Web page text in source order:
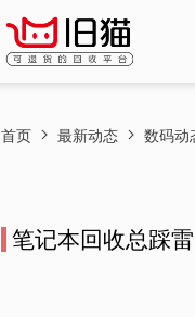
首页 最新动态 数码动
笔记本回收总踩